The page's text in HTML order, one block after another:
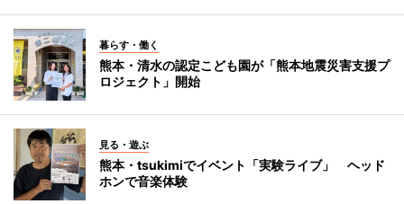
暮らす・働く
熊本・清水の認定こども園が「熊本地震災害支援プ
ロジェクト」開始
見る・遊ぶ
熊本・tsukimiでイベント「実験ライブ」 ヘッド
ホンで音楽体験